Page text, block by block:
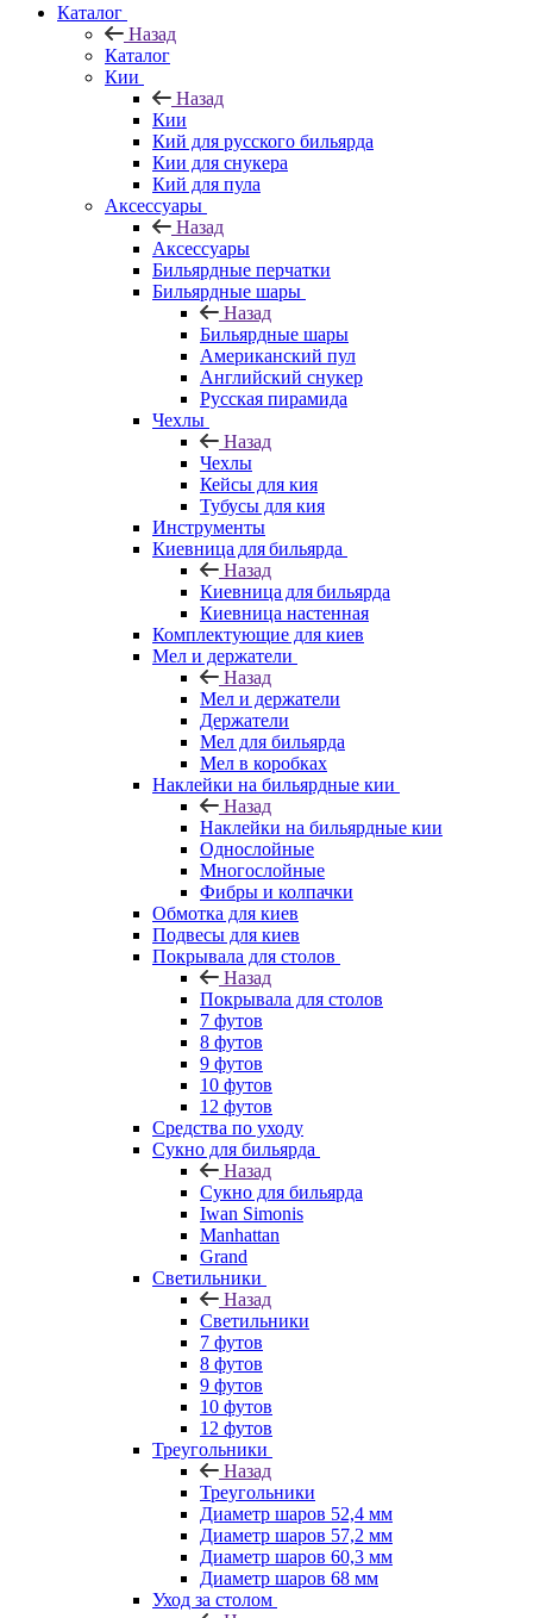
Каталог
Назад
Каталог
Кии
Назад
Кии
Кий для русского бильярда
Кии для снукера
Кий для пула
Аксессуары
Назад
Аксессуары
Бильярдные перчатки
Бильярдные шары
Назад
Бильярдные шары
Американский пул
Английский снукер
Русская пирамида
Чехлы
Назад
Чехлы
Кейсы для кия
Тубусы для кия
Инструменты
Киевница для бильярда
Назад
Киевница для бильярда
Киевница настенная
Комплектующие для киев
Мел и держатели
Назад
Мел и держатели
Держатели
Мел для бильярда
Мел в коробках
Наклейки на бильярдные кии
Назад
Наклейки на бильярдные кии
Однослойные
Многослойные
Фибры и колпачки
Обмотка для киев
Подвесы для киев
Покрывала для столов
Назад
Покрывала для столов
7 футов
8 футов
9 футов
10 футов
12 футов
Средства по уходу
Сукно для бильярда
Назад
Сукно для бильярда
Iwan Simonis
Manhattan
Grand
Светильники
Назад
Светильники
7 футов
8 футов
9 футов
10 футов
12 футов
Треугольники
Назад
Треугольники
Диаметр шаров 52,4 мм
Диаметр шаров 57,2 мм
Диаметр шаров 60,3 мм
Диаметр шаров 68 мм
Уход за столом